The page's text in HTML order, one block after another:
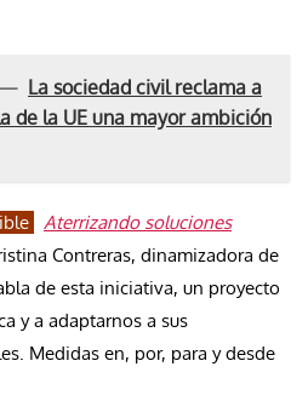
— La sociedad civil reclama a
de la UE una mayor ambición
Aterrizando soluciones
Contreras, dinamizadora de
de esta iniciativa, un proyecto
y a adaptarnos a sus
Medidas en, por, para y desde